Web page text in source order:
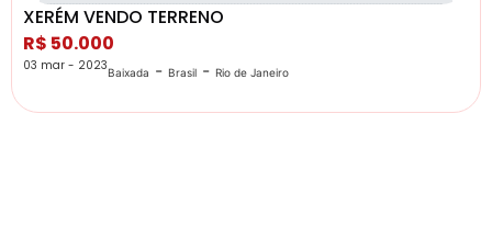
XERÉM VENDO TERRENO
R$ 50.000
03 mar - 2023Baixada - Brasil - Rio de Janeiro